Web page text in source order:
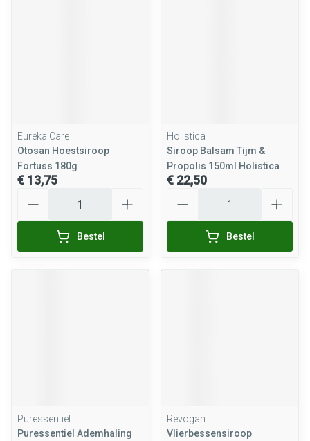
Eureka Care
Otosan Hoestsiroop
Fortuss 180g
€ 13,75
Bestel
Holistica
Siroop Balsam Tijm &
Propolis 150ml Holistica
€ 22,50
Bestel
Puressentiel
Puressentiel Ademhaling
Revogan
Vlierbessensiroop